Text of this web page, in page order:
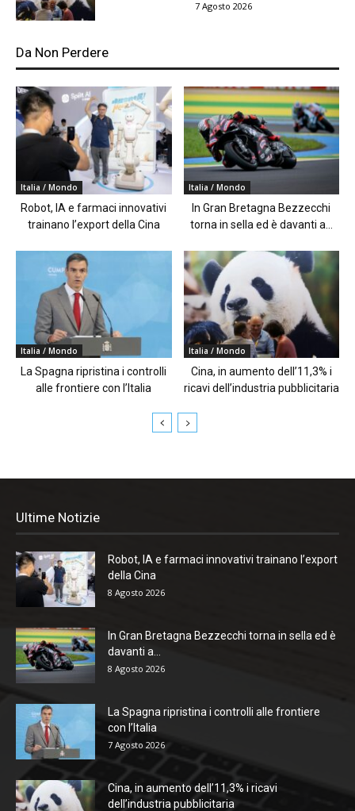
7 Agosto 2026
Da Non Perdere
Italia / Mondo
Robot, IA e farmaci innovativi
trainano l’export della Cina
Italia / Mondo
In Gran Bretagna Bezzecchi
torna in sella ed è davanti a...
Italia / Mondo
La Spagna ripristina i controlli
alle frontiere con l’Italia
Italia / Mondo
Cina, in aumento dell’11,3% i
ricavi dell’industria pubblicitaria
Ultime Notizie
Robot, IA e farmaci innovativi trainano l’export
della Cina
8 Agosto 2026
In Gran Bretagna Bezzecchi torna in sella ed è
davanti a...
8 Agosto 2026
La Spagna ripristina i controlli alle frontiere
con l’Italia
7 Agosto 2026
Cina, in aumento dell’11,3% i ricavi
dell’industria pubblicitaria